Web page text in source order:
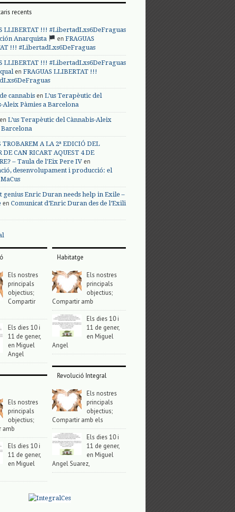
recents
LLIBERTAT !!! #LibertadLxs6DeFraguas
Anarquista
en FRAGUAS
!!! #LibertadLxs6DeFraguas
LLIBERTAT !!! #LibertadLxs6DeFraguas
en FRAGUAS LLIBERTAT !!!
cannabis en L’us Terapèutic del
Aleix Pàmies a Barcelona
en L’us Terapèutic del Cànnabis-Aleix
Barcelona
TROBAREM A LA 2ª EDICIÓ DEL
DE CAN RICART AQUEST 4 DE
– Taula de l'Eix Pere IV en
desenvolupament i producció: el
genius Enric Duran needs help in Exile –
en Comunicat d’Enric Duran des de l’Exili
Els nostres
principals
objectius;
Compartir
Els dies 10 i
11 de gener,
en Miguel
Angel
Els nostres
principals
objectius;
amb
Els dies 10 i
11 de gener,
en Miguel
Habitatge
Els nostres
principals
objectius;
Compartir amb
Els dies 10 i
11 de gener,
en Miguel
Angel
Revolució Integral
Els nostres
principals
objectius;
Compartir amb els
Els dies 10 i
11 de gener,
en Miguel
Angel Suarez,